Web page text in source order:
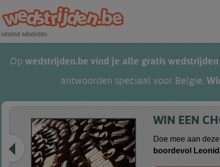
Op wedstrijden.be vind je alle gratis wedstrijden
antwoorden speciaal voor Belgie.
sdsdsd sdsdsdds
WIN EEN
Doe mee aan
boordevol